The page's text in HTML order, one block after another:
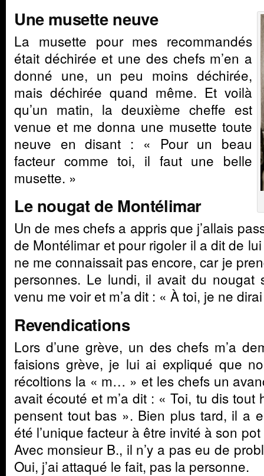
Une musette neuve
La musette pour mes recommandés
était déchirée et une des chefs m’en a
donné une, un peu moins déchirée,
mais déchirée quand même. Et voilà
qu’un matin, la deuxième cheffe est
venue et me donna une musette toute
neuve en disant : « Pour un beau
facteur comme toi, il faut une belle
musette. »
Le nougat de Montélimar
Un de mes chefs a appris que j’allais
de Montélimar et pour rigoler il a dit de
ne me connaissait pas encore, car je
personnes. Le lundi, il avait du nougat
venu me voir et m’a dit : « À toi, je ne
Revendications
Lors d’une grève, un des chefs m’a
faisions grève, je lui ai expliqué que
récoltions la « m… » et les chefs un
avait écouté et m’a dit : « Toi, tu dis tout
pensent tout bas ». Bien plus tard, il a
été l’unique facteur à être invité à son
Avec monsieur B., il n’y a pas eu de
Oui, j’ai attaqué le fait, pas la personne.